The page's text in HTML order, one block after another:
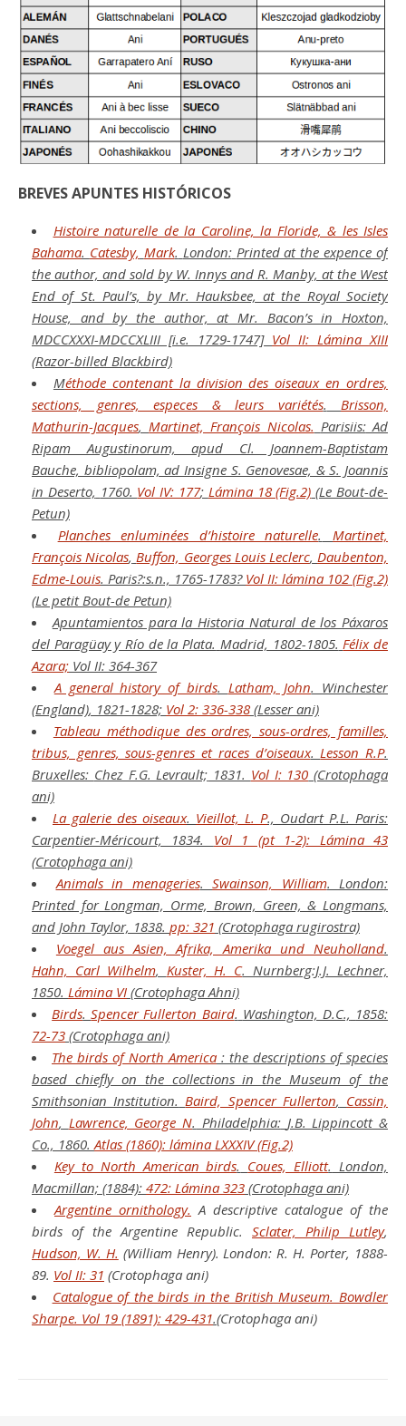
BREVES APUNTES HISTÓRICOS
Histoire naturelle de la Caroline, la Floride, & les Isles
Bahama. Catesby, Mark. London: Printed at the expence of
the author, and sold by W. Innys and R. Manby, at the West
End of St. Paul’s, by Mr. Hauksbee, at the Royal Society
House, and by the author, at Mr. Bacon’s in Hoxton,
MDCCXXXI-MDCCXLIII [i.e. 1729-1747] Vol II: Lámina XIII
(Razor-billed Blackbird)
Méthode contenant la division des oiseaux en ordres,
sections, genres, especes & leurs variétés.
Brisson,
Mathurin-Jacques, Martinet, François Nicolas. Parisiis: Ad
Ripam Augustinorum, apud Cl. Joannem-Baptistam
Bauche, bibliopolam, ad Insigne S. Genovesae, & S. Joannis
in Deserto, 1760. Vol IV: 177; Lámina 18 (Fig.2) (Le Bout-de-
Petun)
Planches enluminées d’histoire naturelle.
Martinet,
François Nicolas, Buffon, Georges Louis Leclerc,Daubenton,
Edme-Louis. Paris?:s.n., 1765-1783? Vol II: lámina 102 (Fig.2)
(Le petit Bout-de Petun)
Apuntamientos para la Historia Natural de los Páxaros
del Paragüay y Río de la Plata. Madrid, 1802-1805. Félix de
Azara; Vol II: 364-367
A general history of birds. Latham, John. Winchester
(England), 1821-1828; Vol 2: 336-338 (Lesser ani)
Tableau méthodique des ordres, sous-ordres, familles,
tribus, genres, sous-genres et races d’oiseaux.Lesson R.P.
Bruxelles: Chez F.G. Levrault; 1831. Vol I: 130 (Crotophaga
ani)
La galerie des oiseaux. Vieillot, L. P., Oudart P.L. Paris:
Carpentier-Méricourt, 1834. Vol 1 (pt 1-2): Lámina 43
(Crotophaga ani)
Animals in menageries. Swainson, William. London:
Printed for Longman, Orme, Brown, Green, & Longmans,
and John Taylor, 1838. pp: 321 (Crotophaga rugirostra)
Voegel aus Asien, Afrika, Amerika und Neuholland.
Hahn, Carl Wilhelm, Kuster, H. C. Nurnberg:J.J. Lechner,
1850. Lámina VI (Crotophaga Ahni)
Birds.Spencer Fullerton Baird. Washington, D.C., 1858:
72-73 (Crotophaga ani)
The birds of North America : the descriptions of species
based chiefly on the collections in the Museum of the
Smithsonian Institution. Baird, Spencer Fullerton, Cassin,
John, Lawrence, George N. Philadelphia: J.B. Lippincott &
Co., 1860.Atlas (1860): lámina LXXXIV (Fig.2)
Key to North American birds. Coues, Elliott. London,
Macmillan; (1884): 472: Lámina 323 (Crotophaga ani)
Argentine ornithology. A descriptive catalogue of the
birds of the Argentine Republic. Sclater, Philip Lutley,
Hudson, W. H. (William Henry). London: R. H. Porter, 1888-
89. Vol II: 31 (Crotophaga ani)
Catalogue of the birds in the British Museum. Bowdler
Sharpe. Vol 19 (1891): 429-431.(Crotophaga ani)